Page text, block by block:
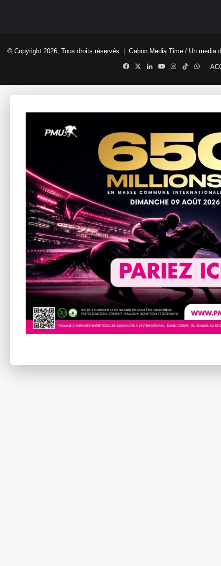
© Copyright 2026, Tous droits réservés | Gabon Media Time / Un media
Facebook
X LinkedinYouTubeInstagram
TikTok